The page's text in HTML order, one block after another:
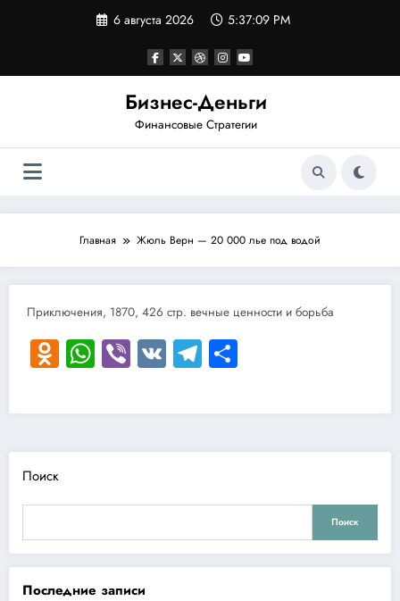
6 августа 2026 5:37:09 PM
Бизнес-Деньги
Финансовые Стратегии
Главная Жюль Верн — 20 000 лье под водой
Приключения, 1870, 426 стр. вечные ценности и борьба
Odnoklassniki
WhatsApp
Viber
VKTelegram
Поиск
Поиск
Последние записи